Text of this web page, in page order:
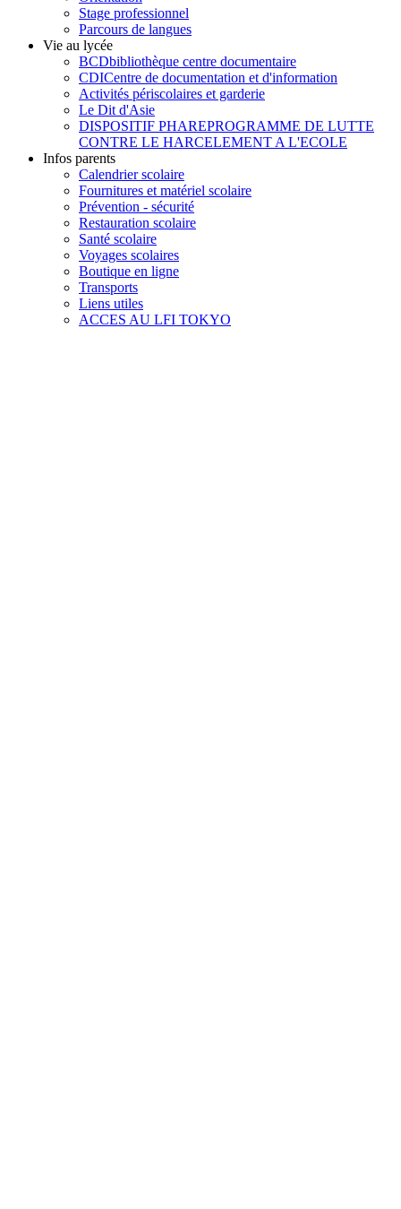
Stage professionnel
Parcours de langues
Vie au lycée
BCDbibliothèque centre documentaire
CDICentre de documentation et d'information
Activités périscolaires et garderie
Le Dit d'Asie
DISPOSITIF PHAREPROGRAMME DE LUTTE
CONTRE LE HARCELEMENT A L'ECOLE
Infos parents
Calendrier scolaire
Fournitures et matériel scolaire
Prévention - sécurité
Restauration scolaire
Santé scolaire
Voyages scolaires
Boutique en ligne
Transports
Liens utiles
ACCES AU LFI TOKYO